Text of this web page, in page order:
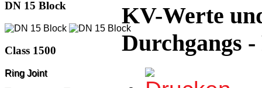
DN 15 Block
Class 1500
Ring Joint
KV-Werte
Durchgangs